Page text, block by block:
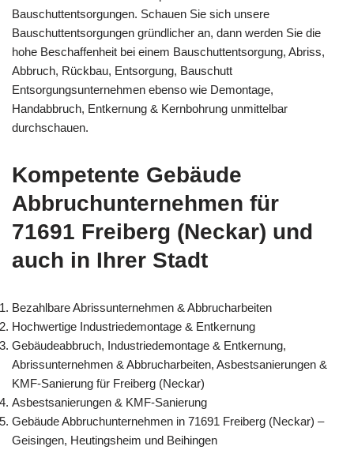
Bauschuttentsorgungen. Schauen Sie sich unsere
Bauschuttentsorgungen gründlicher an, dann werden Sie die
hohe Beschaffenheit bei einem Bauschuttentsorgung, Abriss,
Abbruch, Rückbau, Entsorgung, Bauschutt
Entsorgungsunternehmen ebenso wie Demontage,
Handabbruch, Entkernung & Kernbohrung unmittelbar
durchschauen.
Kompetente Gebäude
Abbruchunternehmen für
71691 Freiberg (Neckar) und
auch in Ihrer Stadt
Bezahlbare Abrissunternehmen & Abbrucharbeiten
Hochwertige Industriedemontage & Entkernung
Gebäudeabbruch, Industriedemontage & Entkernung,
Abrissunternehmen & Abbrucharbeiten, Asbestsanierungen &
KMF-Sanierung für Freiberg (Neckar)
Asbestsanierungen & KMF-Sanierung
Gebäude Abbruchunternehmen in 71691 Freiberg (Neckar) –
Geisingen, Heutingsheim und Beihingen